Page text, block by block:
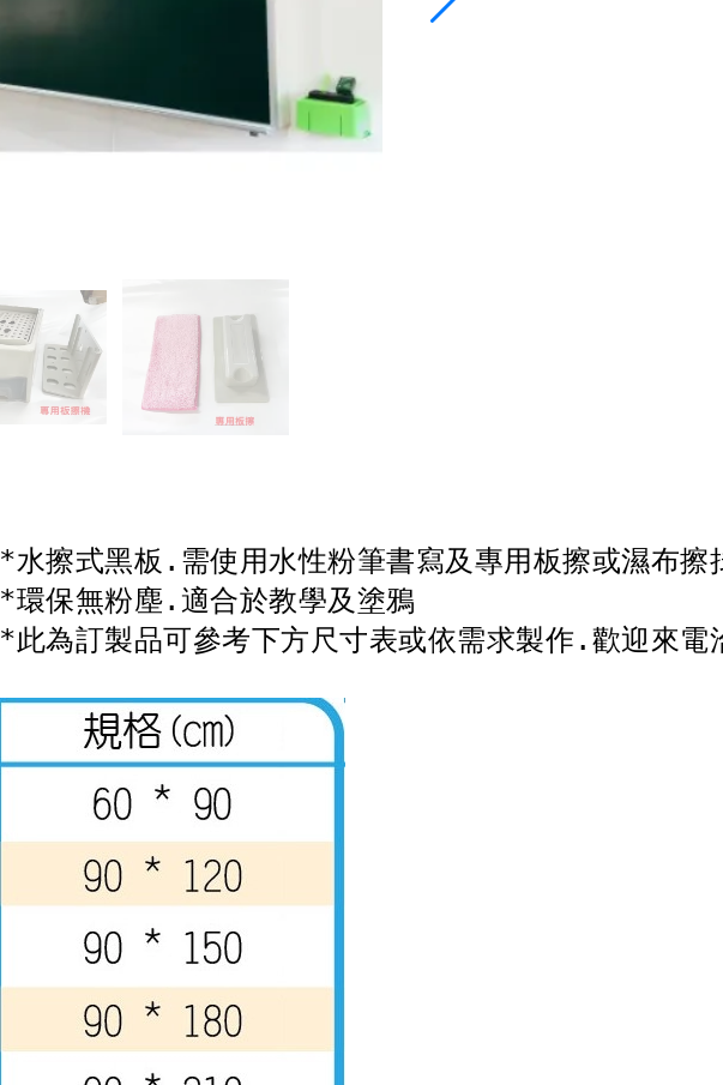
*水擦式黑板.需使用水性粉筆書寫及專用板擦或濕布擦
*環保無粉塵.適合於教學及塗鴉
*此為訂製品可參考下方尺寸表或依需求製作.歡迎來電